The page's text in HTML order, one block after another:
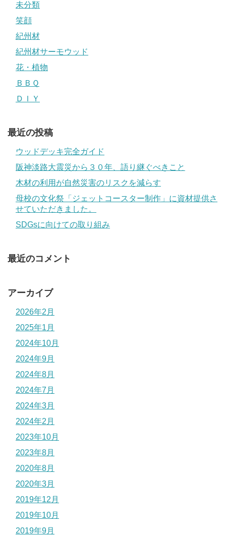
未分類
笑顔
紀州材
紀州材サーモウッド
花・植物
ＢＢＱ
ＤＩＹ
最近の投稿
ウッドデッキ完全ガイド
阪神淡路大震災から３０年、語り継ぐべきこと
木材の利用が自然災害のリスクを減らす
母校の文化祭「ジェットコースター制作」に資材提供さ
せていただきました。
SDGsに向けての取り組み
最近のコメント
アーカイブ
2026年2月
2025年1月
2024年10月
2024年9月
2024年8月
2024年7月
2024年3月
2024年2月
2023年10月
2023年8月
2020年8月
2020年3月
2019年12月
2019年10月
2019年9月